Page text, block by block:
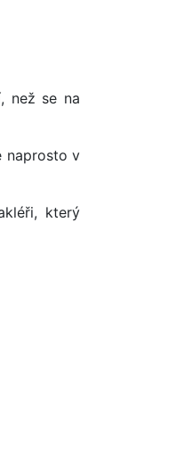
než se na
naprosto v
který